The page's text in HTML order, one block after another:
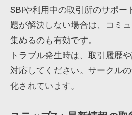
SBIや利用中の取引所のサポー
題が解決しない場合は、コミ
集めるのも有効です。
トラブル発生時は、取引履歴
対応してください。サークル
化されています。